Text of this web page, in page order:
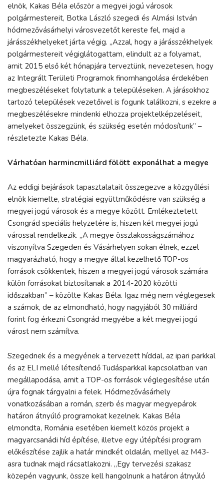
elnök, Kakas Béla először a megyei jogú városok
polgármestereit, Botka László szegedi és Almási István
hódmezővásárhelyi városvezetőt kereste fel, majd a
járásszékhelyeket járta végig. „Azzal, hogy a járásszékhelyek
polgármestereit végiglátogattam, elindult az a folyamat,
amit 2015 első két hónapjára terveztünk, nevezetesen, hogy
az Integrált Területi Programok finomhangolása érdekében
megbeszéléseket folytatunk a településeken. A járásokhoz
tartozó települések vezetőivel is fogunk találkozni, s ezekre a
megbeszélésekre mindenki elhozza projektelképzeléseit,
amelyeket összegzünk, és szükség esetén módosítunk” –
részletezte Kakas Béla.
Várhatóan harmincmilliárd fölött exponálhat a megye
Az eddigi bejárások tapasztalatait összegezve a közgyűlési
elnök kiemelte, stratégiai együttműködésre van szükség a
megyei jogú városok és a megye között. Emlékeztetett
Csongrád speciális helyzetére is, hiszen két megyei jogú
várossal rendelkezik. „A megye összlakosságszámához
viszonyítva Szegeden és Vásárhelyen sokan élnek, ezzel
magyarázható, hogy a megye által kezelhető TOP-os
források csökkentek, hiszen a megyei jogú városok számára
külön forrásokat biztosítanak a 2014-2020 közötti
időszakban” – közölte Kakas Béla. Igaz még nem véglegesek
a számok, de az elmondható, hogy nagyjából 30 milliárd
forint fog érkezni Csongrád megyébe a két megyei jogú
várost nem számítva.
Szegednek és a megyének a tervezett híddal, az ipari parkkal
és az ELI mellé létesítendő Tudásparkkal kapcsolatban van
megállapodása, amit a TOP-os források véglegesítése után
újra fognak tárgyalni a felek. Hódmezővásárhely
vonatkozásában a román, szerb és magyar megyepárok
határon átnyúló programokat kezelnek. Kakas Béla
elmondta, Románia esetében kiemelt közös projekt a
magyarcsanádi híd építése, illetve egy útépítési program
előkészítése zajlik a határ mindkét oldalán, mellyel az M43-
asra tudnak majd rácsatlakozni. „Egy tervezési szakasz
közepén vagyunk, össze kell hangolnunk a határon átnyúló